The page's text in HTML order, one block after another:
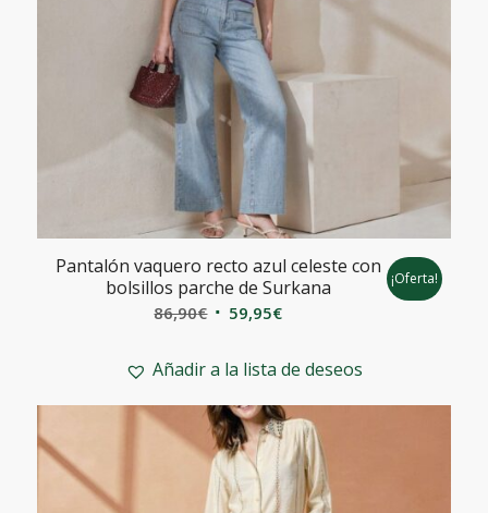
Pantalón vaquero recto azul celeste con
bolsillos parche de Surkana
86,90€ El
original
86,90€.
59,95€El
actual
59,95€.
¡Oferta!
Añadir a la lista de deseos